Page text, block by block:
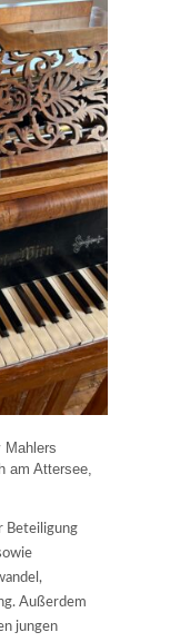
Mahlers
am Attersee,
Beteiligung
Außerdem
jungen